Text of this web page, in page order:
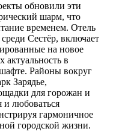
обновили эти
шарм, что
временем. Отель
Сестёр, включает
на новое
актуальность в
Районы вокруг
Зарядье,
для горожан и
и любоваться
гармоничное
городской жизни.